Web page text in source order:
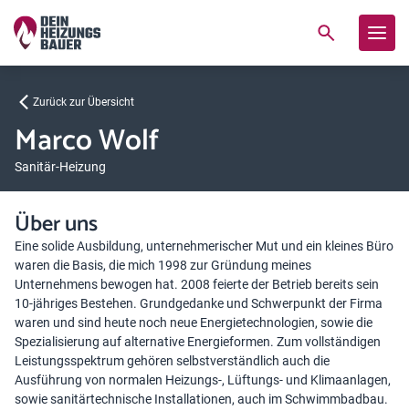
Zurück zur Übersicht
Marco Wolf
Sanitär-Heizung
Über uns
Eine solide Ausbildung, unternehmerischer Mut und ein kleines Büro
waren die Basis, die mich 1998 zur Gründung meines
Unternehmens bewogen hat. 2008 feierte der Betrieb bereits sein
10-jähriges Bestehen. Grundgedanke und Schwerpunkt der Firma
waren und sind heute noch neue Energietechnologien, sowie die
Spezialisierung auf alternative Energieformen. Zum vollständigen
Leistungsspektrum gehören selbstverständlich auch die
Ausführung von normalen Heizungs-, Lüftungs- und Klimaanlagen,
sowie sanitärtechnische Installationen, auch im Schwimmbadbau.